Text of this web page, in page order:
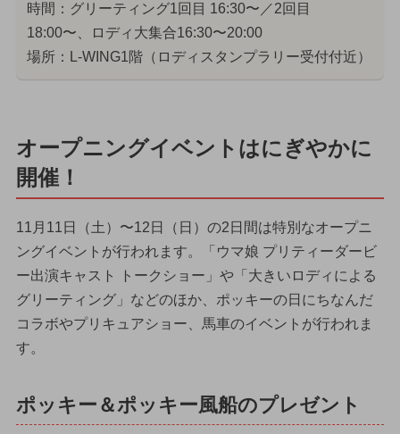
時間：グリーティング1回目 16:30〜／2回目
18:00〜、ロディ大集合16:30〜20:00
場所：L-WING1階（ロディスタンプラリー受付付近）
オープニングイベントはにぎやかに
開催！
11月11日（土）〜12日（日）の2日間は特別なオープニ
ングイベントが行われます。「ウマ娘 プリティーダービ
ー出演キャスト トークショー」や「大きいロディによる
グリーティング」などのほか、ポッキーの日にちなんだ
コラボやプリキュアショー、馬車のイベントが行われま
す。
ポッキー＆ポッキー風船のプレゼント